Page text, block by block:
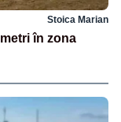
Stoica Marian
în zona